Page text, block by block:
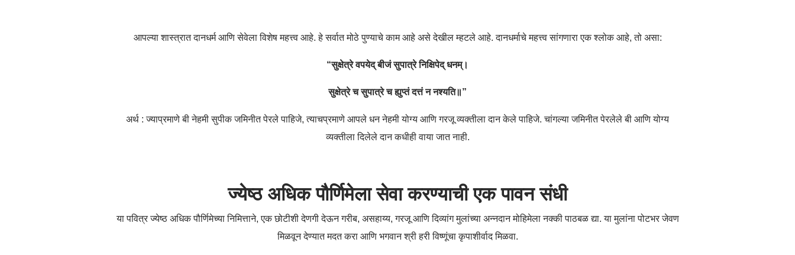
आपल्या शास्त्रात दानधर्म आणि सेवेला विशेष महत्त्व आहे. हे सर्वात मोठे पुण्याचे काम आहे असे देखील म्हटले आहे. दानधर्माचे महत्त्व सांगणारा एक श्लोक आहे, तो असा:
“सुक्षेत्रे वपयेद् बीजं सुपात्रे निक्षिपेद् धनम्।
सुक्षेत्रे च सुपात्रे च ह्युप्तं दत्तं न नश्यति॥”
अर्थ : ज्याप्रमाणे बी नेहमी सुपीक जमिनीत पेरले पाहिजे, त्याचप्रमाणे आपले धन नेहमी योग्य आणि गरजू व्यक्तीला दान केले पाहिजे. चांगल्या जमिनीत पेरलेले बी आणि योग्य
व्यक्तीला दिलेले दान कधीही वाया जात नाही.
ज्येष्ठ अधिक पौर्णिमेला सेवा करण्याची एक पावन संधी
या पवित्र ज्येष्ठ अधिक पौर्णिमेच्या निमित्ताने, एक छोटीशी देणगी देऊन गरीब, असहाय्य, गरजू आणि दिव्यांग मुलांच्या अन्नदान मोहिमेला नक्की पाठबळ द्या. या मुलांना पोटभर जेवण
मिळवून देण्यात मदत करा आणि भगवान श्री हरी विष्णूंचा कृपाशीर्वाद मिळवा.